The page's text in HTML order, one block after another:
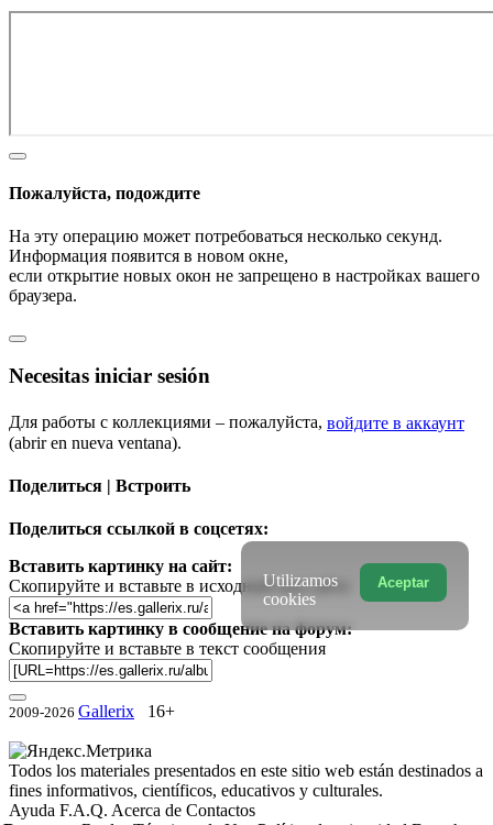
Пожалуйста, подождите
На эту операцию может потребоваться несколько секунд.
Информация появится в новом окне,
если открытие новых окон не запрещено в настройках вашего
браузера.
Necesitas iniciar sesión
Для работы с коллекциями – пожалуйста, войдите в аккаунт
(abrir en nueva ventana).
Поделиться | Встроить
Поделиться ссылкой в соцсетях:
Вставить картинку на сайт:
Скопируйте и вставьте в исходный код сайта
Вставить картинку в сообщение на форум:
Скопируйте и вставьте в текст сообщения
2009-2026 Gallerix 16+
Todos los materiales presentados en este sitio web están destinados a
fines informativos, científicos, educativos y culturales.
Ayuda F.A.Q. Acerca de Contactos
Aceptar
Utilizamos
cookies